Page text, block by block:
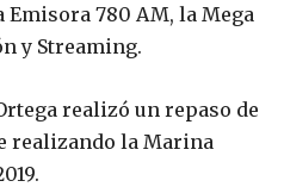
780 AM, la Mega
y Streaming.
realizó un repaso de
realizando la Marina